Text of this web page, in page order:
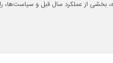
از عملکرد سال قبل و سیاست‌ها،